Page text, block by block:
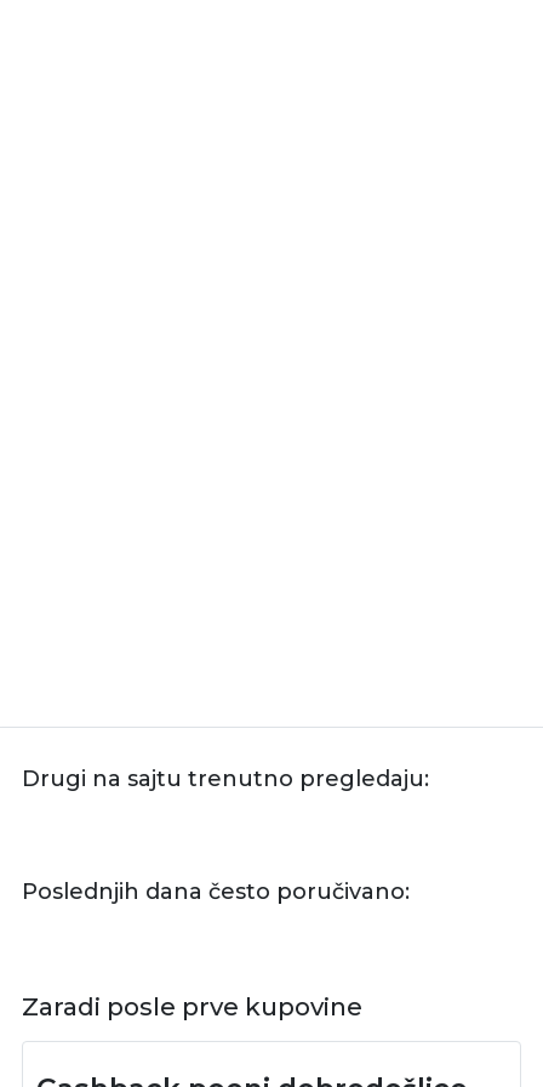
Drugi na sajtu trenutno pregledaju:
Poslednjih dana često poručivano:
Zaradi posle prve kupovine